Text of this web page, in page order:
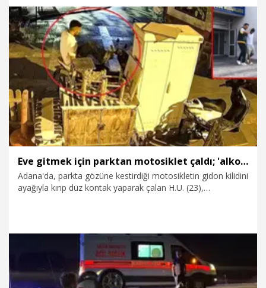
6.08.2026 Gündem
Eve gitmek için parktan motosiklet çaldı; 'alkollüydüm, hatırlamıyorum' dedi
Adana'da, parkta gözüne kestirdiği motosikletin gidon kilidini
ayağıyla kırıp düz kontak yaparak çalan H.U. (23),
6.08.2026 Foto Galeri